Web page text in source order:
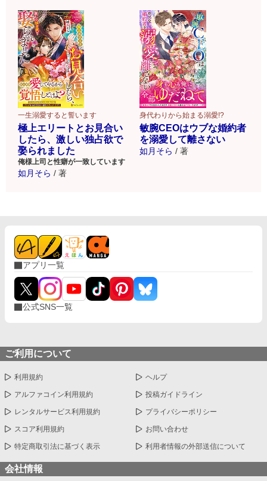
一生溺愛すると誓います
極上エリートとお見合い
したら、激しい独占欲で
娶られました
俺様上司と性癖が一致しています
如月そら / 著
身代わりから始まる溺愛!?
敏腕CEOはウブな婚約者
を溺愛して離さない
如月そら / 著
アプリ一覧
公式SNS一覧
ご利用について
利用規約 ヘルプ
アルファコイン利用規約 投稿ガイドライン
レンタルサービス利用規約 プライバシーポリシー
スコア利用規約 お問い合わせ
特定商取引法に基づく表示 利用者情報の外部送信について
会社情報